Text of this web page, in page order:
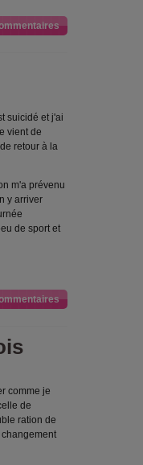
suicidé et j'ai
vient de
retour à la
m'a prévenu
y arriver
de sport et
comme je
de
ration de